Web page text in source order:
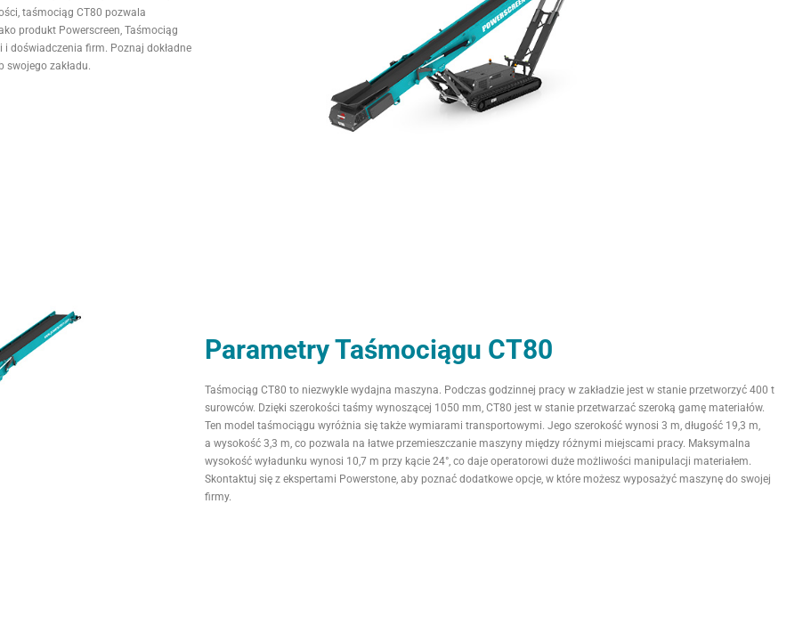
taśmociąg CT80 pozwala
produkt Powerscreen, Taśmociąg
doświadczenia firm. Poznaj dokładne
swojego zakładu.
Parametry Taśmociągu CT80
Taśmociąg CT80 to niezwykle wydajna maszyna. Podczas godzinnej pracy w zakładzie jest w stanie przetworzyć 400 t
surowców. Dzięki szerokości taśmy wynoszącej 1050 mm, CT80 jest w stanie przetwarzać szeroką gamę materiałów.
Ten model taśmociągu wyróżnia się także wymiarami transportowymi. Jego szerokość wynosi 3 m, długość 19,3 m,
a wysokość 3,3 m, co pozwala na łatwe przemieszczanie maszyny między różnymi miejscami pracy. Maksymalna
wysokość wyładunku wynosi 10,7 m przy kącie 24°, co daje operatorowi duże możliwości manipulacji materiałem.
Skontaktuj się z ekspertami Powerstone, aby poznać dodatkowe opcje, w które możesz wyposażyć maszynę do swojej
firmy.